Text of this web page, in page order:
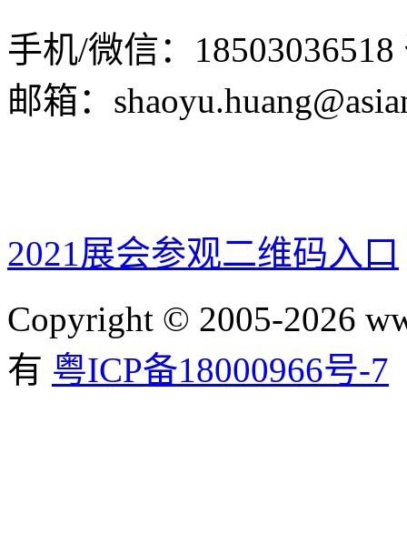
手机/微信：18503036518
邮箱：
2021展会参观二维码入口
Copyright © 2005-2026
有 粤ICP备18000966号-7